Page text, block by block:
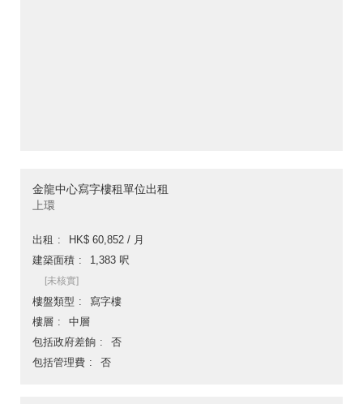
金龍中心寫字樓租單位出租
上環
出租
HK$ 60,852 / 月
建築面積
1,383 呎
[未核實]
樓盤類型
寫字樓
樓層
中層
包括政府差餉
否
包括管理費
否